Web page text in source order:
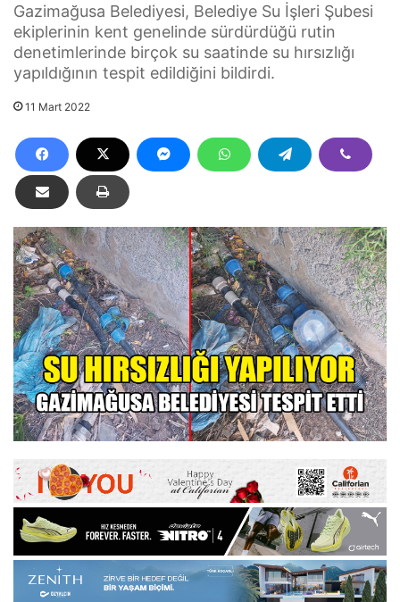
Gazimağusa Belediyesi, Belediye Su İşleri Şubesi
ekiplerinin kent genelinde sürdürdüğü rutin
denetimlerinde birçok su saatinde su hırsızlığı
yapıldığının tespit edildiğini bildirdi.
11 Mart 2022